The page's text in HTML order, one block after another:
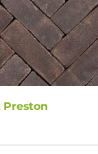
Preston